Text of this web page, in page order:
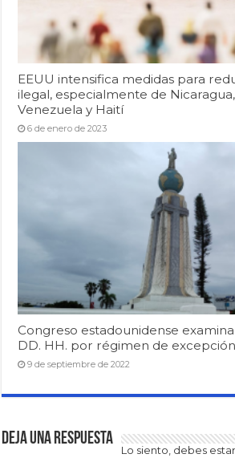
EEUU intensifica medidas para
ilegal, especialmente de
Venezuela y Haití
6 de enero de 2023
Congreso estadounidense
DD. HH. por régimen de
9 de septiembre de 2022
Deja una respuesta
Lo siento, debes estar